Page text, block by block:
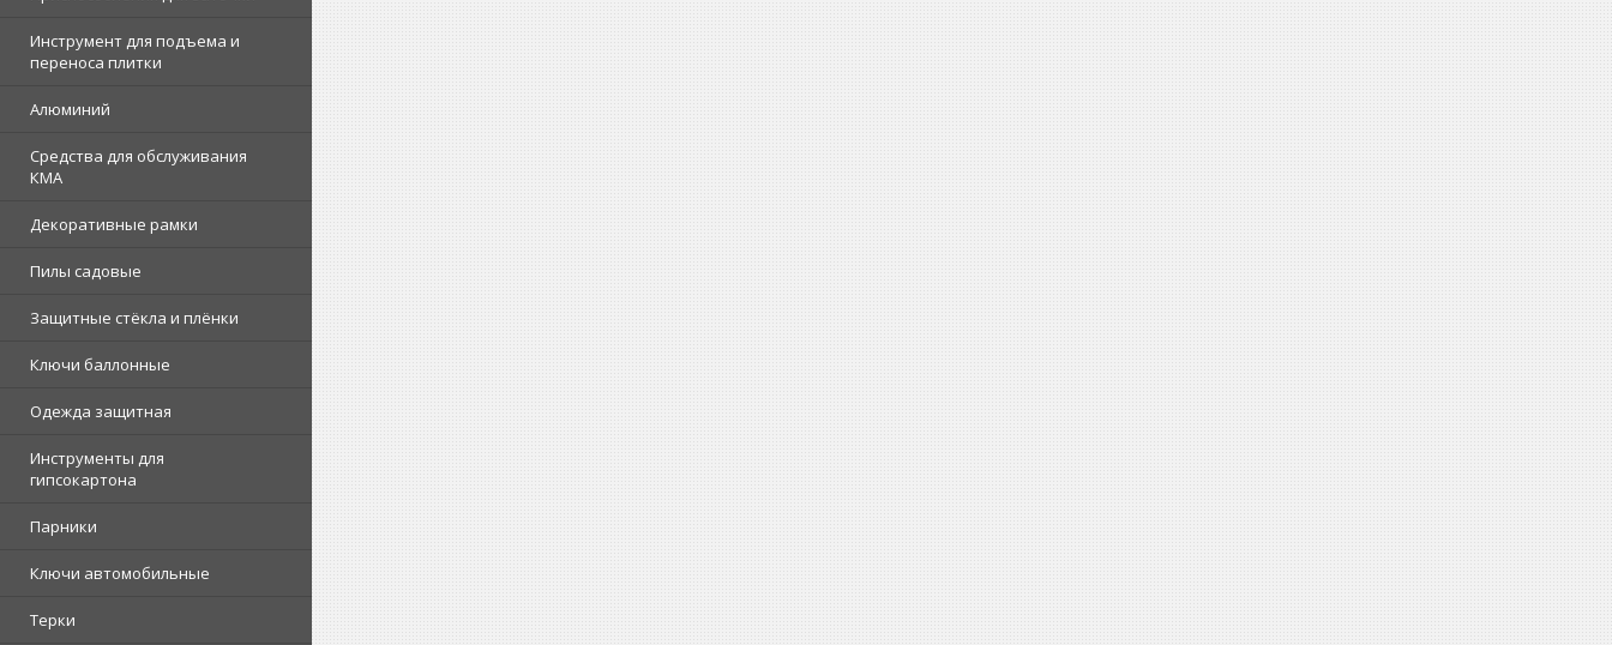
Инструмент для подъема и
переноса плитки
Алюминий
Средства для обслуживания
КМА
Декоративные рамки
Пилы садовые
Защитные стёкла и плёнки
Ключи баллонные
Одежда защитная
Инструменты для
гипсокартона
Парники
Ключи автомобильные
Терки